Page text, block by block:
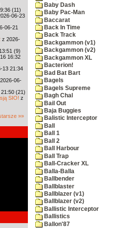
(11)
06-23
06-21
z 2026-
(9)
16:32
13 21:34
06-
(21)
SIO! z
»»
Baby Dash
Baby Pac-Man
Baccarat
Back In Time
Back Track
Backgammon (v1)
Backgammon (v2)
Backgammon XL
Bacterion!
Bad Bat Bart
Bagels
Bagels Supreme
Bagh Chal
Bail Out
Baja Buggies
Balistic Interceptor
Ball
Ball 1
Ball 2
Ball Harbour
Ball Trap
Ball-Cracker XL
Balla-Balla
Ballbender
Ballblaster
Ballblazer (v1)
Ballblazer (v2)
Ballistic Interceptor
Ballistics
Ballon'87